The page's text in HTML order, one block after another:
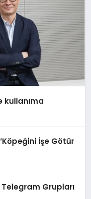
kullanıma
İşe Götür
Grupları